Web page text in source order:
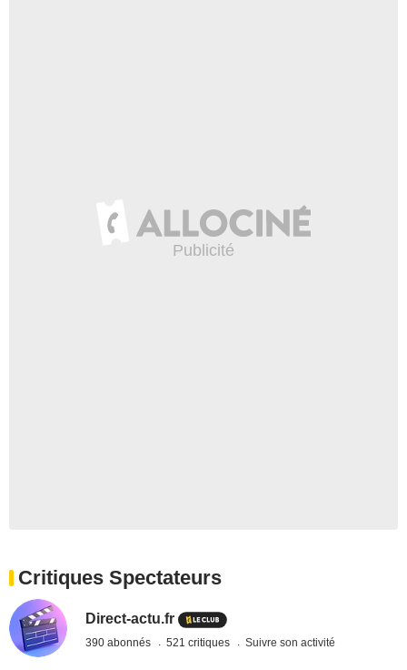
Critiques Spectateurs
Direct-actu.fr
390 abonnés 521 critiques Suivre son activité